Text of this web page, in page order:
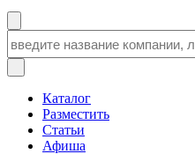
Каталог
Разместить
Статьи
Афиша